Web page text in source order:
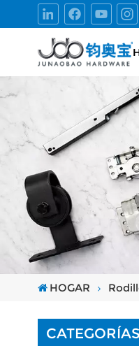
HOGAR
CATEGORÍAS